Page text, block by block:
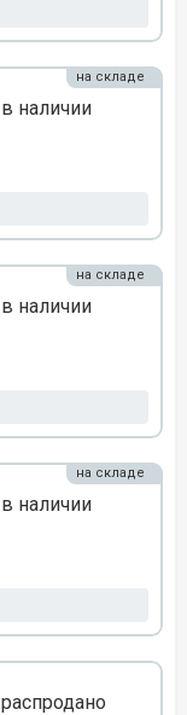
в наличии
на складе
в наличии
на складе
в наличии
на складе
распродано